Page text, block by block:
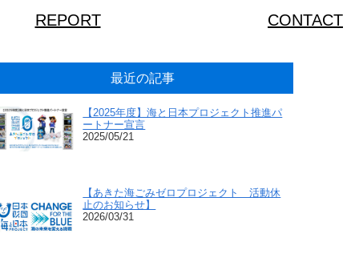
REPORT CONTACT
最近の記事
【2025年度】海と日本プロジェクト推進パ
ートナー宣言
2025/05/21
【あきた海ごみゼロプロジェクト 活動休
止のお知らせ】
2026/03/31